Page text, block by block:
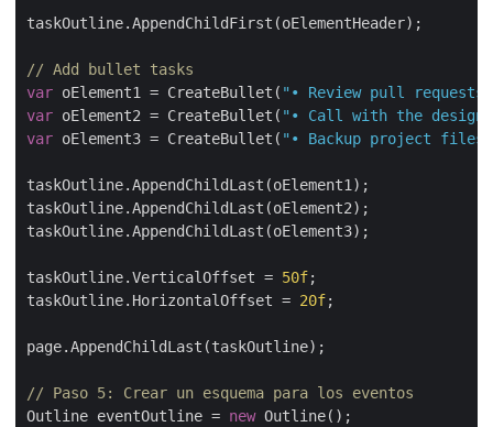
taskOutline.AppendChildFirst(oElementHeader);
// Add bullet tasks
var oElement1 = CreateBullet( "• Review pull requests"
var oElement2 = CreateBullet( "• Call with the design
var oElement3 = CreateBullet( "• Backup project files"
taskOutline.AppendChildLast(oElement1);
taskOutline.AppendChildLast(oElement2);
taskOutline.AppendChildLast(oElement3);
taskOutline.VerticalOffset = 50f;
taskOutline.HorizontalOffset = 20f;
page.AppendChildLast(taskOutline);
// Paso 5: Crear un esquema para los eventos
Outline eventOutline = new Outline();